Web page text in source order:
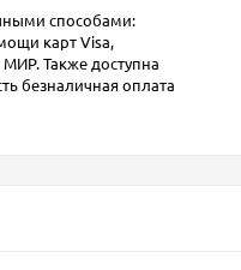
способами:
карт Visa,
Также доступна
безналичная оплата